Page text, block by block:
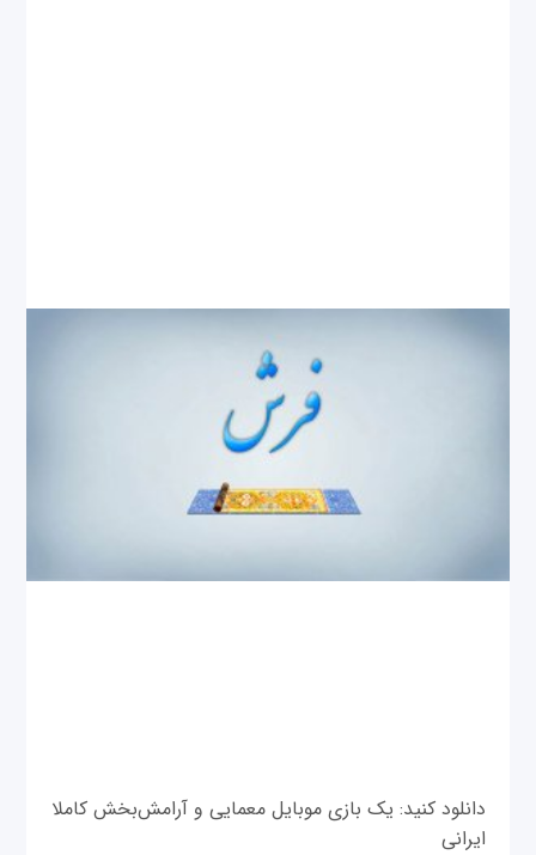
دانلود کنید: یک بازی موبایل معمایی و آرامش‌بخش کاملا
ایرانی